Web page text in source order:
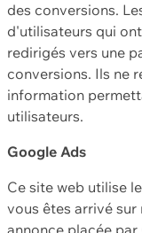
des conversions.
d'utilisateurs qui
redirigés vers une
conversions. Ils ne
information
utilisateurs.
Google Ads
Ce site web utilise
vous êtes arrivé